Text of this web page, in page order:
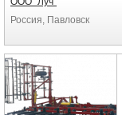
Россия, Павловск